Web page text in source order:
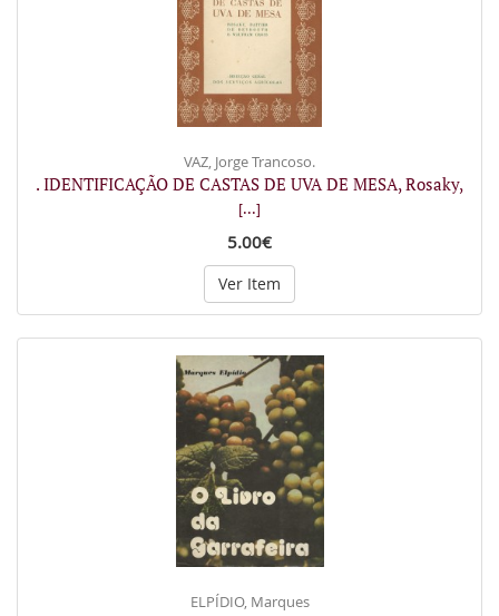
VAZ, Jorge Trancoso.
. IDENTIFICAÇÃO DE CASTAS DE UVA DE MESA, Rosaky,
[...]
5.00€
Ver Item
ELPÍDIO, Marques